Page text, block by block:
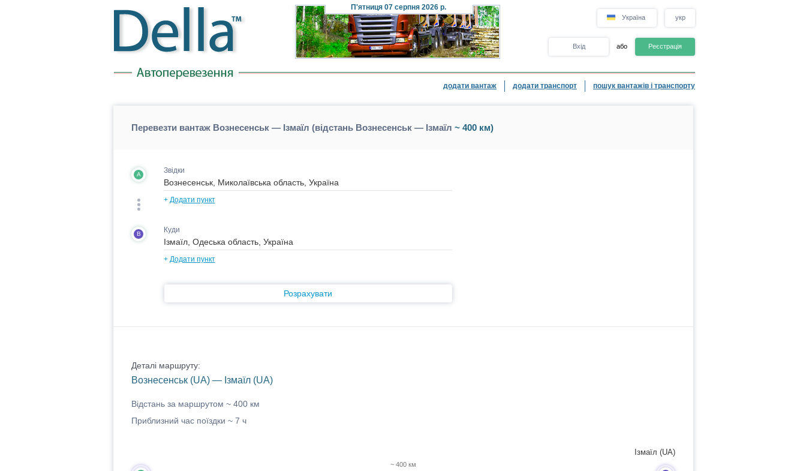
П'ятниця07 серпня 2026 р.
Україна укр
Вхід або Реєстрація
додати вантаж додати транспорт пошук вантажів і транспорту
Перевезти вантаж Вознесенськ — Ізмаїл (відстань Вознесенськ — Ізмаїл ~ 400 км)
A Звідки
+ Додати пункт
B Куди
+ Додати пункт
Розрахувати
Деталі маршруту:
Вознесенськ (UA) — Ізмаїл (UA)
Відстань за маршрутом ~ 400 км
Приблизний час поїздки ~ 7 ч
~ 400 км
Ізмаїл (UA)